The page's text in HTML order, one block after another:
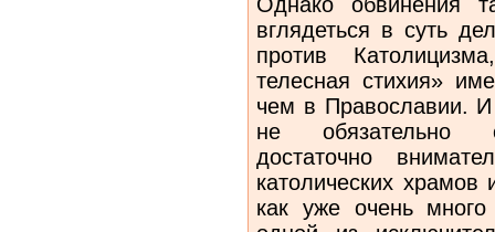
вглядеться в суть
против
телесная стихия»
чем в Православии. И
не обязательно
достаточно
католических
как уже очень